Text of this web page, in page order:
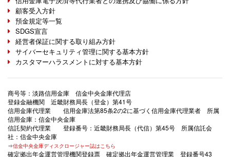
ゴールデンウィークのATM稼働時間帯について
2026年3月9日
淡信スプリングキャンペーン特別定期預金の取扱開始につ
いて
ました
2026年2月27日 お知らせ
定期預金金利の改定について
2026年2月25日 お知らせ
顧客受入方針
預金規定等一覧
SDGS宣言
経営者保証に関する取り組み方針
サイバーセキュリティ管理に関する基本方針
カスタマーハラスメントに対する基本方針
商号等：淡路信用金庫 信金中央金庫代理店
登録金融機関 近畿財務局長（登金）第41号
信用金庫代理業 信用金庫法第85条2の2に基づく信用金庫代理業者 所属
信用金庫：信金中央金庫
信託契約代理業 登録番号：近畿財務局長（代信）第45号 所属信託会
社：信金中央金庫
⇒信金中央金庫ディスクロージャー誌はこちら
確定拠出年金運営管理機関登録票 確定拠出年金運営管理業 登録番号43